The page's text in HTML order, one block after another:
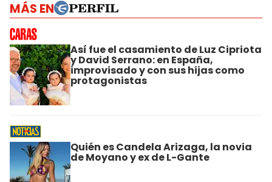
MÁS EN
Así fue el casamiento de Luz Cipriota
y David Serrano: en España,
improvisado y con sus hijas como
protagonistas
Quién es Candela Arizaga, la novia
de Moyano y ex de L-Gante